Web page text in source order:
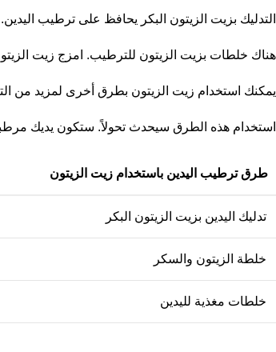
التدليك بزيت الزيتون البكر يحافظ على ترطيب
هناك خلطات بزيت الزيتون للترطيب. امزج زيت
يمكنك استخدام زيت الزيتون بطرق أخرى لمزيد من
استخدام هذه الطرق سيحدث تحولاً. ستكون يديك
طرق ترطيب اليدين باستخدام زيت الزيتون
تدليك اليدين بزيت الزيتون البكر
خلطة الزيتون والسكر
خلطات مغذية لليدين